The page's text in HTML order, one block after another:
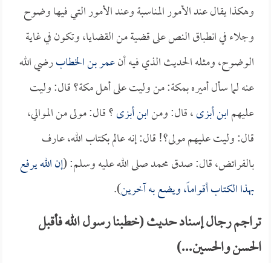
وهكذا يقال عند الأمور المناسبة وعند الأمور التي فيها وضوح
وجلاء في انطباق النص على قضية من القضايا، وتكون في غاية
الوضوح، ومثله الحديث الذي فيه أنعمر بن الخطابرضي الله
عنه لما سأل أميره بمكة: من وليت على أهل مكة؟ قال: وليت
عليهمابن أبزى، قال: ومنابن أبزى؟ قال: مولى من الموالي،
قال: وليت عليهم مولى؟! قال: إنه عالم بكتاب الله، عارف
بالفرائض، قال: صدق محمد صلى الله عليه وسلم: (إن الله يرفع
بهذا الكتاب أقواماً، ويضع به آخرين).
تراجم رجال إسناد حديث (خطبنا رسول الله فأقبل
الحسن والحسين...)